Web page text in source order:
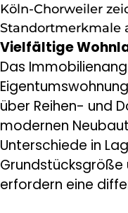
Köln-Chorweiler
Standortmerkmale
Vielfältige
Das
über Reihen- und
modernen
Unterschiede in
erfordern eine